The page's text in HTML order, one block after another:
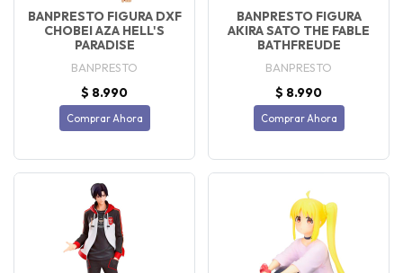
BANPRESTO FIGURA DXF
CHOBEI AZA HELL'S
PARADISE
BANPRESTO
$ 8.990
Comprar Ahora
BANPRESTO FIGURA
AKIRA SATO THE FABLE
BATHFREUDE
BANPRESTO
$ 8.990
Comprar Ahora